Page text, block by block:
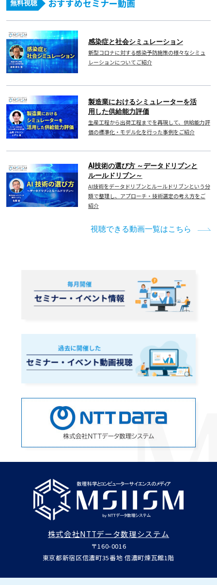
無料視聴 おすすめセミナー動画
感染症と社会シミュレーション
新型コロナに対する感染予防施策の様々なシミュ
レーションについてご紹介
製造業におけるシミュレーターを活
用した供給能力評価
生産工程から出荷工程までを再現して、供給能力評
価の標準化・モデル化を行った事例をご紹介
AI技術の選び方 ～データドリブンと
ルールドリブン～
AI技術をデータドリブンとルールドリブンという分
類で整理し、アプローチ・技術選定の考え方をご
紹介
視聴できる動画一覧はこちら
株式会社NTTデータ数理システム
〒160-0016
東京都新宿区信濃町35番地 信濃町煉瓦館1階